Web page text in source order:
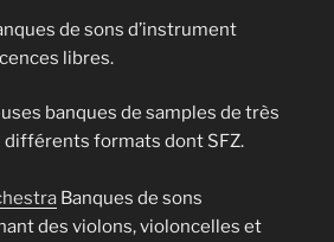
de sons d’instrument
libres.
banques de samples de très
différents formats dont SFZ.
Banques de sons
des violons, violoncelles et